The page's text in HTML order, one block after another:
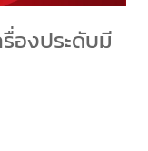
องประดับมี